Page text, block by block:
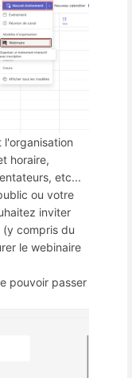
l'organisation
horaire,
etc...
ou votre
inviter
(y compris du
le webinaire
pouvoir passer